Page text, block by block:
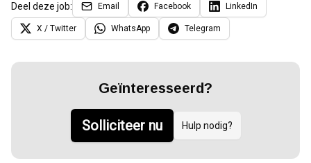
Deel deze job: Email Facebook LinkedIn
X / Twitter WhatsApp Telegram
Geïnteresseerd?
Solliciteer nu Hulp nodig?